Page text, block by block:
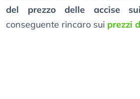
del prezzo delle accise
conseguente rincaro sui prezzi